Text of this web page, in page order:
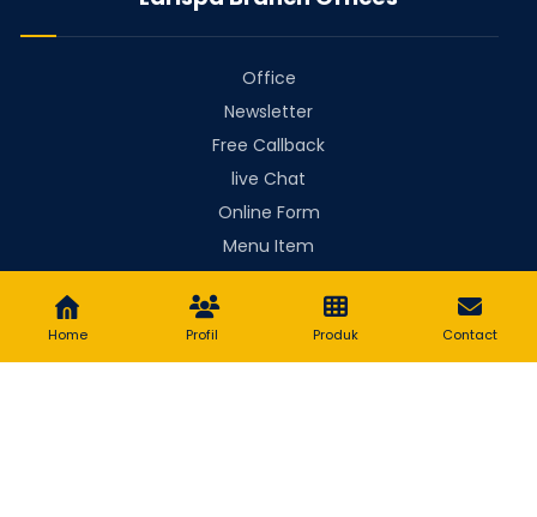
Office
Newsletter
Free Callback
live Chat
Online Form
Menu Item
Home Profil Produk Contact